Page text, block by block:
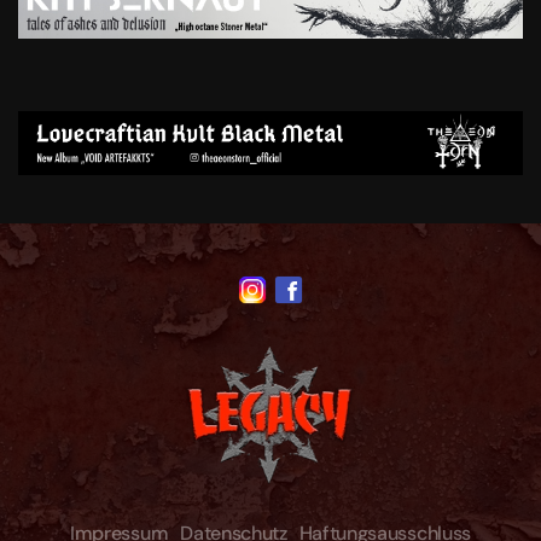
Impressum Datenschutz Haftungsausschluss